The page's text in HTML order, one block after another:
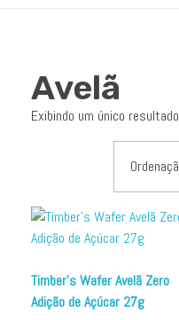
Avelã
Exibindo um único resultado
Timber’s Wafer Avelã Zero
Adição de Açúcar 27g